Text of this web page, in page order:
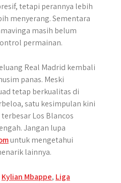
tetapi perannya lebih
menyerang. Sementara
masih belum
permainan.
Real Madrid kembali
panas. Meski
tetap berkualitas di
satu kesimpulan kini
Los Blancos
Jangan lupa
untuk mengetahui
lainnya.
Kylian Mbappe, Liga